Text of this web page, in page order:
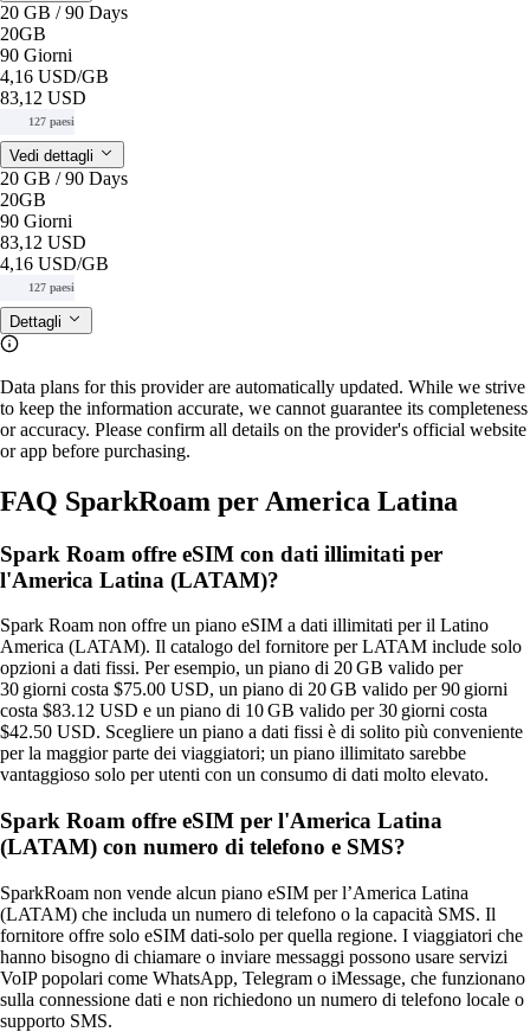
20 GB / 90 Days
20GB
90 Giorni
4,16 USD/GB
83,12 USD
127 paesi
Vedi dettagli
20 GB / 90 Days
20GB
90 Giorni
83,12 USD
4,16 USD/GB
127 paesi
Dettagli
Data plans for this provider are automatically updated. While we strive
to keep the information accurate, we cannot guarantee its completeness
or accuracy. Please confirm all details on the provider's official website
or app before purchasing.
FAQ SparkRoam per America Latina
Spark Roam offre eSIM con dati illimitati per
l'America Latina (LATAM)?
Spark Roam non offre un piano eSIM a dati illimitati per il Latino
America (LATAM). Il catalogo del fornitore per LATAM include solo
opzioni a dati fissi. Per esempio, un piano di 20 GB valido per
30 giorni costa $75.00 USD, un piano di 20 GB valido per 90 giorni
costa $83.12 USD e un piano di 10 GB valido per 30 giorni costa
$42.50 USD. Scegliere un piano a dati fissi è di solito più conveniente
per la maggior parte dei viaggiatori; un piano illimitato sarebbe
vantaggioso solo per utenti con un consumo di dati molto elevato.
Spark Roam offre eSIM per l'America Latina
(LATAM) con numero di telefono e SMS?
SparkRoam non vende alcun piano eSIM per l’America Latina
(LATAM) che includa un numero di telefono o la capacità SMS. Il
fornitore offre solo eSIM dati‑solo per quella regione. I viaggiatori che
hanno bisogno di chiamare o inviare messaggi possono usare servizi
VoIP popolari come WhatsApp, Telegram o iMessage, che funzionano
sulla connessione dati e non richiedono un numero di telefono locale o
supporto SMS.